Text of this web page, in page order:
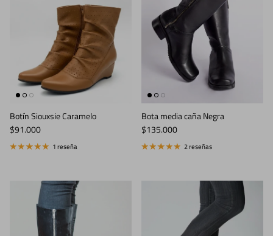
Botín Siouxsie Caramelo
Precio normal
$91.000
1 reseña
Bota media caña Negra
Precio normal
$135.000
2 reseñas